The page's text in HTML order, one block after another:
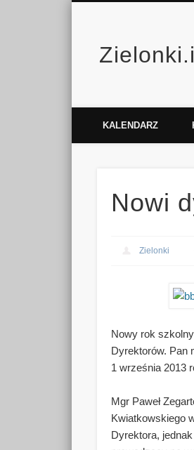
FacebookVimeo
KALENDARZ
Nowi
Zielonki
Nowy rok szkolny
Dyrektorów. Pan
1 września 2013
Mgr Paweł
Kwiatkowskiego
Dyrektora,